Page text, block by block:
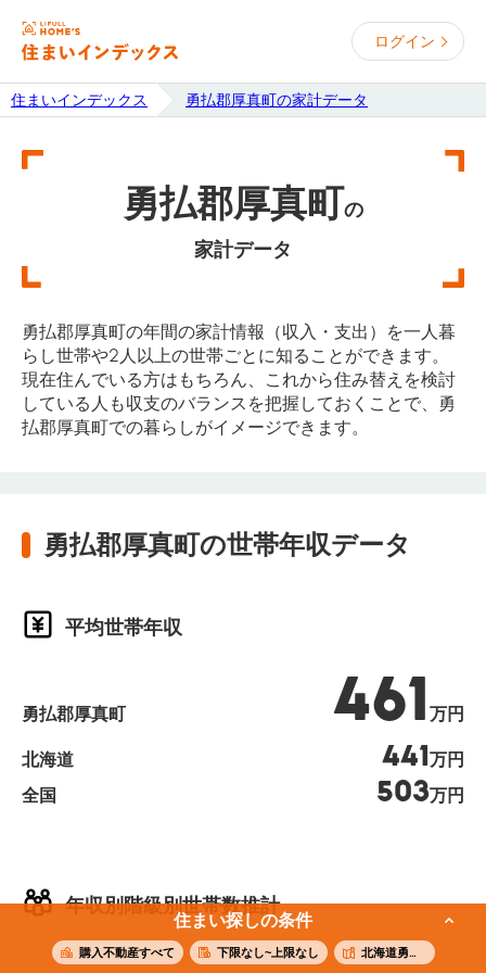
ログイン
住まいインデックス 勇払郡厚真町の家計データ
住まい探しの条件
購入不動産すべて 下限なし~上限なし 北海道勇払郡厚真町
勇払郡厚真町の
家計データ
勇払郡厚真町の年間の家計情報（収入・支出）を一人暮
らし世帯や2人以上の世帯ごとに知ることができます。
現在住んでいる方はもちろん、これから住み替えを検討
している人も収支のバランスを把握しておくことで、勇
払郡厚真町での暮らしがイメージできます。
勇払郡厚真町の世帯年収データ
年収別階級別世帯数推計
平均世帯年収
勇払郡厚真町 461 万円
北海道 441 万円
全国
503万円